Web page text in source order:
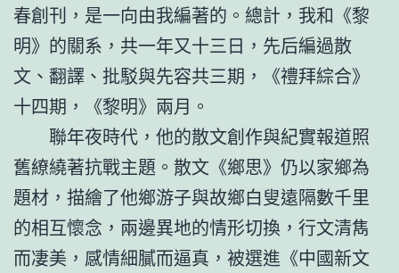
春創刊，是一向由我編著的。總計，我和《黎
明》的關系，共一年又十三日，先后編過散
文、翻譯、批駁與先容共三期，《禮拜綜合》
十四期，《黎明》兩月。
聯年夜時代，他的散文創作與紀實報道照
舊繚繞著抗戰主題。散文《鄉思》仍以家鄉為
題材，描繪了他鄉游子與故鄉白叟遠隔數千里
的相互懷念，兩邊異地的情形切換，行文清雋
而凄美，感情細膩而逼真，被選進《中國新文